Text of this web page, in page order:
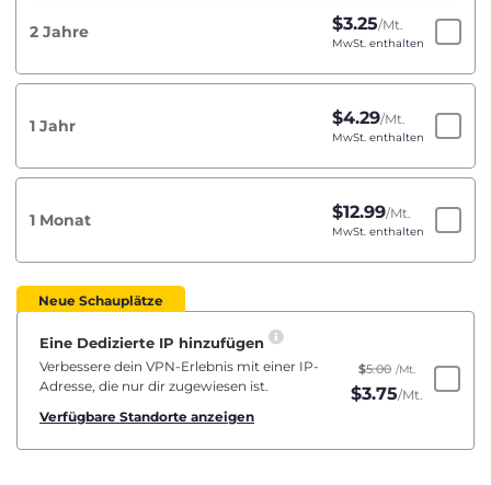
2 Jahre $3.25/Mt.
MwSt. enthalten
1 Jahr $4.29/Mt.
MwSt. enthalten
1 Monat $12.99/Mt.
MwSt. enthalten
Neue Schauplätze
Eine Dedizierte IP hinzufügen
Verbessere dein VPN-Erlebnis mit einer IP-
Adresse, die nur dir zugewiesen ist.
Verfügbare Standorte anzeigen
$5.00 /Mt.
$3.75/Mt.